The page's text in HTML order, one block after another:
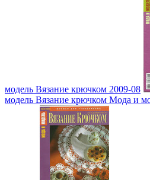
модель Вязание крючком 2009-08
модель Вязание крючком Мода и